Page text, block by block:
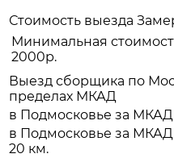
Стоимость выезда
Минимальная
2000р.
Выезд сборщика по
пределах МКАД
в Подмосковье за МКАД
в Подмосковье за МКАД
20 км.